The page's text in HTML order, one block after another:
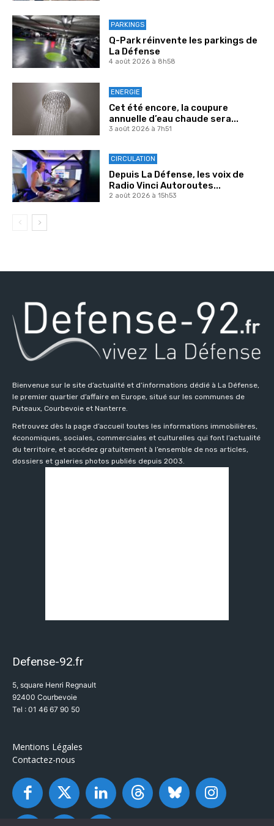
PARKINGS
Q-Park réinvente les parkings de
La Défense
4 août 2026 à 8h58
ENERGIE
Cet été encore, la coupure
annuelle d’eau chaude sera...
3 août 2026 à 7h51
CIRCULATION
Depuis La Défense, les voix de
Radio Vinci Autoroutes...
2 août 2026 à 15h53
Bienvenue sur le site d’actualité et d’informations dédié à La Défense,
le premier quartier d’affaire en Europe, situé sur les communes de
Puteaux, Courbevoie et Nanterre.
Retrouvez dès la page d’accueil toutes les informations immobilières,
économiques, sociales, commerciales et culturelles qui font l’actualité
du territoire, et accédez gratuitement à l’ensemble de nos articles,
dossiers et galeries photos publiés depuis 2003.
Defense-92.fr
5, square Henri Regnault
92400 Courbevoie
Tel : 01 46 67 90 50
Mentions Légales
Contactez-nous